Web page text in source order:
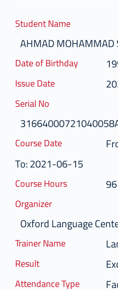
Student Name
AHMAD
Date of Birthday
Issue Date
Serial No
Course Date
To: 2021-06-15
Course Hours
Organizer
Oxford Language
Trainer Name
Result
Attendance Type